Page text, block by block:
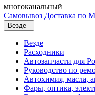
многоканальный
Самовывоз Доставка по
Везде
Везде
Расходники
Автозапчасти для
Руководство по
Автохимия, масла,
Фары, оптика,